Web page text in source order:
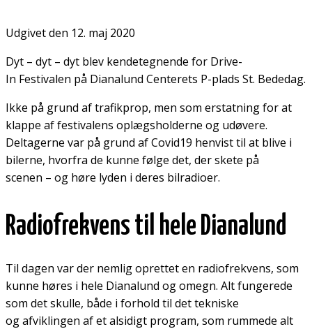
Udgivet den 12. maj 2020
Dyt – dyt – dyt blev kendetegnende for Drive-
In Festivalen på Dianalund Centerets P-plads St. Bededag.
Ikke på grund af trafikprop, men som erstatning for at
klappe af festivalens oplægsholderne og udøvere.
Deltagerne var på grund af Covid19 henvist til at blive i
bilerne, hvorfra de kunne følge det, der skete på
scenen – og høre lyden i deres bilradioer.
Radiofrekvens til hele Dianalund
Til dagen var der nemlig oprettet en radiofrekvens, som
kunne høres i hele Dianalund og omegn. Alt fungerede
som det skulle, både i forhold til det tekniske
og afviklingen af et alsidigt program, som rummede alt